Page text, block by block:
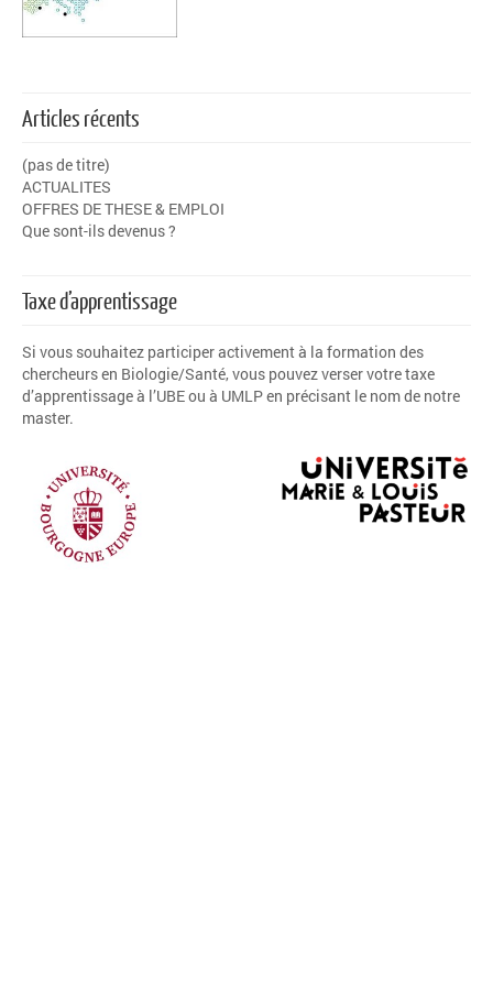
Articles récents
(pas de titre)
ACTUALITES
OFFRES DE THESE & EMPLOI
Que sont-ils devenus ?
Taxe d’apprentissage
Si vous souhaitez participer activement à la formation des
chercheurs en Biologie/Santé, vous pouvez verser votretaxe
d’apprentissageà l’UBEou à UMLPen précisant le nom de notre
master.